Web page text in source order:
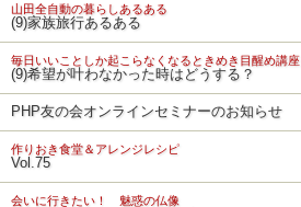
山田全自動の暮らしあるある
(9)家族旅行あるある
毎日いいことしか起こらなくなるときめき目醒め講座
(9)希望が叶わなかった時はどうする？
PHP友の会オンラインセミナーのお知らせ
作りおき食堂＆アレンジレシピ
Vol.75
会いに行きたい！ 魅惑の仏像